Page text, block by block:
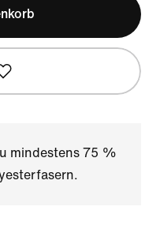
mindestens 75 %